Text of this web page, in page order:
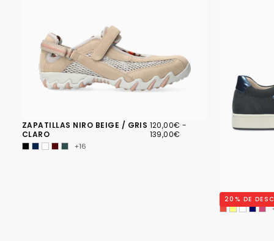
ZAPATILLAS NIRO BEIGE / GRIS
CLARO
120,00€
PRECIO
MÍNIMO
120,00€ -
139,00€
+16
ZAPATILLAS
20 % DE